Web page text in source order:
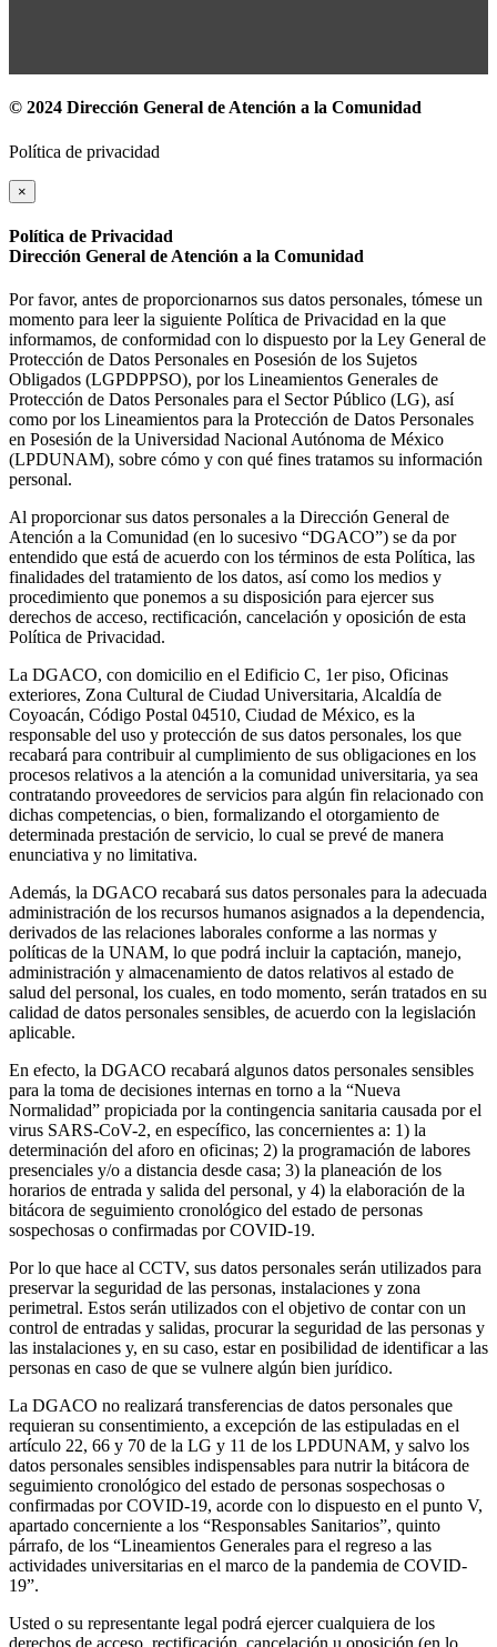
© 2024 Dirección General de Atención a la Comunidad
Política de privacidad
×
Política de Privacidad
Dirección General de Atención a la Comunidad
Por favor, antes de proporcionarnos sus datos personales, tómese un
momento para leer la siguiente Política de Privacidad en la que
informamos, de conformidad con lo dispuesto por la Ley General de
Protección de Datos Personales en Posesión de los Sujetos
Obligados (LGPDPPSO), por los Lineamientos Generales de
Protección de Datos Personales para el Sector Público (LG), así
como por los Lineamientos para la Protección de Datos Personales
en Posesión de la Universidad Nacional Autónoma de México
(LPDUNAM), sobre cómo y con qué fines tratamos su información
personal.
Al proporcionar sus datos personales a la Dirección General de
Atención a la Comunidad (en lo sucesivo “DGACO”) se da por
entendido que está de acuerdo con los términos de esta Política, las
finalidades del tratamiento de los datos, así como los medios y
procedimiento que ponemos a su disposición para ejercer sus
derechos de acceso, rectificación, cancelación y oposición de esta
Política de Privacidad.
La DGACO, con domicilio en el Edificio C, 1er piso, Oficinas
exteriores, Zona Cultural de Ciudad Universitaria, Alcaldía de
Coyoacán, Código Postal 04510, Ciudad de México, es la
responsable del uso y protección de sus datos personales, los que
recabará para contribuir al cumplimiento de sus obligaciones en los
procesos relativos a la atención a la comunidad universitaria, ya sea
contratando proveedores de servicios para algún fin relacionado con
dichas competencias, o bien, formalizando el otorgamiento de
determinada prestación de servicio, lo cual se prevé de manera
enunciativa y no limitativa.
Además, la DGACO recabará sus datos personales para la adecuada
administración de los recursos humanos asignados a la dependencia,
derivados de las relaciones laborales conforme a las normas y
políticas de la UNAM, lo que podrá incluir la captación, manejo,
administración y almacenamiento de datos relativos al estado de
salud del personal, los cuales, en todo momento, serán tratados en su
calidad de datos personales sensibles, de acuerdo con la legislación
aplicable.
En efecto, la DGACO recabará algunos datos personales sensibles
para la toma de decisiones internas en torno a la “Nueva
Normalidad” propiciada por la contingencia sanitaria causada por el
virus SARS-CoV-2, en específico, las concernientes a: 1) la
determinación del aforo en oficinas; 2) la programación de labores
presenciales y/o a distancia desde casa; 3) la planeación de los
horarios de entrada y salida del personal, y 4) la elaboración de la
bitácora de seguimiento cronológico del estado de personas
sospechosas o confirmadas por COVID-19.
Por lo que hace al CCTV, sus datos personales serán utilizados para
preservar la seguridad de las personas, instalaciones y zona
perimetral. Estos serán utilizados con el objetivo de contar con un
control de entradas y salidas, procurar la seguridad de las personas y
las instalaciones y, en su caso, estar en posibilidad de identificar a las
personas en caso de que se vulnere algún bien jurídico.
La DGACO no realizará transferencias de datos personales que
requieran su consentimiento, a excepción de las estipuladas en el
artículo 22, 66 y 70 de la LG y 11 de los LPDUNAM, y salvo los
datos personales sensibles indispensables para nutrir la bitácora de
seguimiento cronológico del estado de personas sospechosas o
confirmadas por COVID-19, acorde con lo dispuesto en el punto V,
apartado concerniente a los “Responsables Sanitarios”, quinto
párrafo, de los “Lineamientos Generales para el regreso a las
actividades universitarias en el marco de la pandemia de COVID-
19”.
Usted o su representante legal podrá ejercer cualquiera de los